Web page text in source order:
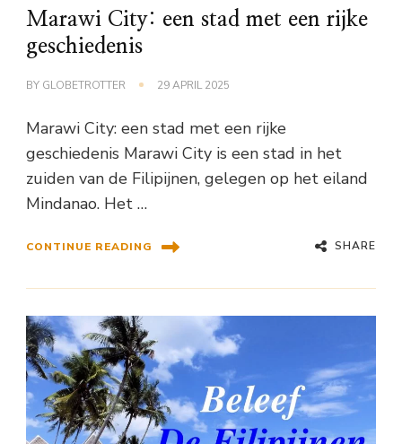
Marawi City: een stad met een rijke
geschiedenis
BY GLOBETROTTER 29 APRIL 2025
Marawi City: een stad met een rijke
geschiedenis Marawi City is een stad in het
zuiden van de Filipijnen, gelegen op het eiland
Mindanao. Het …
CONTINUE READING SHARE